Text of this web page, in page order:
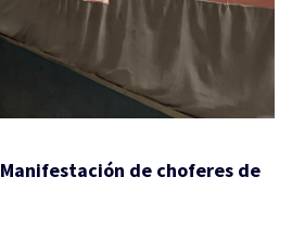
Manifestación de choferes de